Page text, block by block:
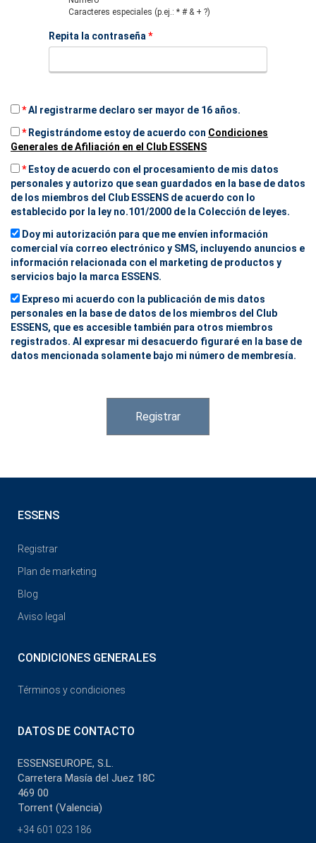
Caracteres especiales (p.ej.: * # & + ?)
Repita la contraseña *
*Al registrarme declaro ser mayor de 16 años.
*Registrándome estoy de acuerdo con Condiciones
Generales de Afiliación en el Club ESSENS
*Estoy de acuerdo con el procesamiento de mis datos
personales y autorizo que sean guardados en la base de datos
de los miembros del Club ESSENS de acuerdo con lo
establecido por la ley no.101/2000 de la Colección de leyes.
Doy mi autorización para que me envíen información
comercial vía correo electrónico y SMS, incluyendo anuncios e
información relacionada con el marketing de productos y
servicios bajo la marca ESSENS.
Expreso mi acuerdo con la publicación de mis datos
personales en la base de datos de los miembros del Club
ESSENS, que es accesible también para otros miembros
registrados. Al expresar mi desacuerdo figuraré en la base de
datos mencionada solamente bajo mi número de membresía.
Registrar
ESSENS
Registrar
Plan de marketing
Blog
Aviso legal
CONDICIONES GENERALES
Términos y condiciones
DATOS DE CONTACTO
ESSENSEUROPE, S.L.
Carretera Masía del Juez 18C
469 00
Torrent (Valencia)
+34 601 023 186